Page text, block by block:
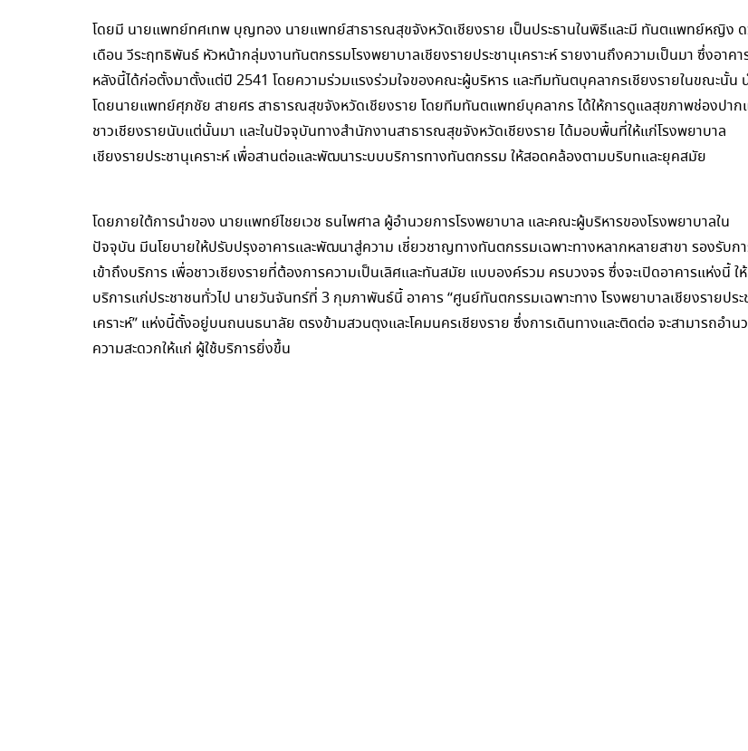
โดยมี นายแพทย์ทศเทพ บุญทอง นายแพทย์สาธารณสุขจังหวัดเชียงราย เป็นประธานในพิธีและมี ทันตแพทย์หญิง
เดือน วีระฤทธิพันธ์ หัวหน้ากลุ่มงานทันตกรรมโรงพยาบาลเชียงรายประชานุเคราะห์ รายงานถึงความเป็นมา ซึ่งอาคา
หลังนี้ได้ก่อตั้งมาตั้งแต่ปี 2541 โดยความร่วมแรงร่วมใจของคณะผู้บริหาร และทีมทันตบุคลากรเชียงรายในขณะนั้น
โดยนายแพทย์ศุภชัย สายศร สาธารณสุขจังหวัดเชียงราย โดยทีมทันตแพทย์บุคลากร ได้ให้การดูแลสุขภาพช่องปาก
ชาวเชียงรายนับแต่นั้นมา และในปัจจุบันทางสำนักงานสาธารณสุขจังหวัดเชียงราย ได้มอบพื้นที่ให้แก่โรงพยาบาล
เชียงรายประชานุเคราะห์ เพื่อสานต่อและพัฒนาระบบบริการทางทันตกรรม ให้สอดคล้องตามบริบทและยุคสมัย
โดยภายใต้การนำของ นายแพทย์ไชยเวช ธนไพศาล ผู้อำนวยการโรงพยาบาล และคณะผู้บริหารของโรงพยาบาลใน
ปัจจุบัน มีนโยบายให้ปรับปรุงอาคารและพัฒนาสู่ความ เชี่ยวชาญทางทันตกรรมเฉพาะทางหลากหลายสาขา รองรับก
เข้าถึงบริการ เพื่อชาวเชียงรายที่ต้องการความเป็นเลิศและทันสมัย แบบองค์รวม ครบวงจร ซึ่งจะเปิดอาคารแห่งนี้ ให้
บริการแก่ประชาชนทั่วไป นายวันจันทร์ที่ 3 กุมภาพันธ์นี้ อาคาร “ศูนย์ทันตกรรมเฉพาะทาง โรงพยาบาลเชียงรายประ
เคราะห์” แห่งนี้ตั้งอยู่บนถนนธนาลัย ตรงข้ามสวนตุงและโคมนครเชียงราย ซึ่งการเดินทางและติดต่อ จะสามารถอำน
ความสะดวกให้แก่ ผู้ใช้บริการยิ่งขึ้น